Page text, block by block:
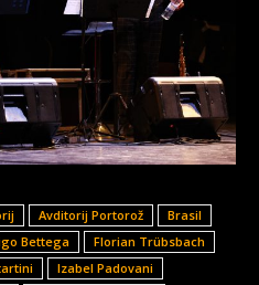
Avditorij Portorož
Brasil
Bettega
Florian Trübsbach
Izabel Padovani